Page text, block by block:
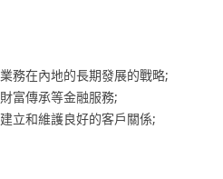
務在內地的長期發展的戰略;
富傳承等金融服務;
立和維護良好的客戶關係;